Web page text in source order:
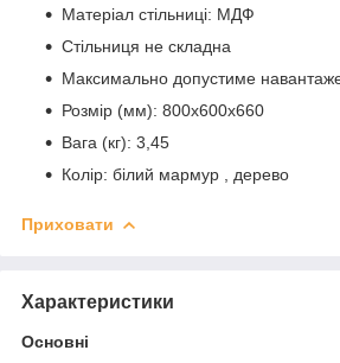
Матеріал стільниці: МДФ
Стільниця не складна
Максимально допустиме
Розмір (мм): 800х600х660
Вага (кг): 3,45
Колір: білий мармур , дерево
Приховати
Характеристики
Основні